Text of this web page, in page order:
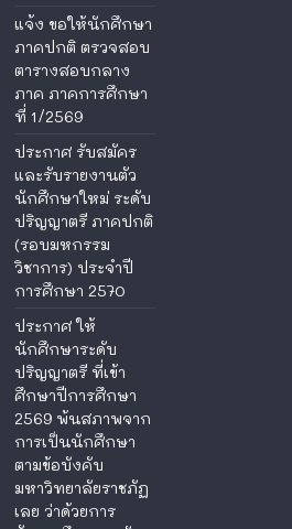
แจ้ง ขอให้นักศึกษา
ภาคปกติ ตรวจสอบ
ตารางสอบกลาง
ภาค ภาคการศึกษา
ที่ 1/2569
ประกาศ รับสมัคร
และรับรายงานตัว
นักศึกษาใหม่ ระดับ
ปริญญาตรี ภาคปกติ
(รอบมหกรรม
วิชาการ) ประจำปี
การศึกษา 2570
ประกาศ ให้
นักศึกษาระดับ
ปริญญาตรี ที่เข้า
ศึกษาปีการศึกษา
2569 พ้นสภาพจาก
การเป็นนักศึกษา
ตามข้อบังคับ
มหาวิทยาลัยราชภัฏ
เลย ว่าด้วยการ